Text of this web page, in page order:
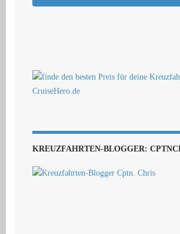
KREUZFAHRTEN-BLOGGER: